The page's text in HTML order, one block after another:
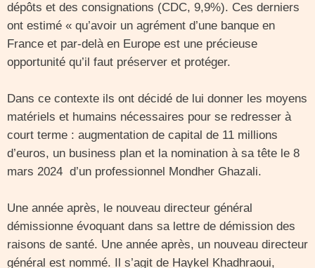
dépôts et des consignations (CDC, 9,9%). Ces derniers
ont estimé « qu’avoir un agrément d’une banque en
France et par-delà en Europe est une précieuse
opportunité qu’il faut préserver et protéger.
Dans ce contexte ils ont décidé de lui donner les moyens
matériels et humains nécessaires pour se redresser à
court terme : augmentation de capital de 11 millions
d’euros, un business plan et la nomination à sa tête le 8
mars 2024 d’un professionnel Mondher Ghazali.
Une année après, le nouveau directeur général
démissionne évoquant dans sa lettre de démission des
raisons de santé. Une année après, un nouveau directeur
général est nommé. Il s’agit de Haykel Khadhraoui,